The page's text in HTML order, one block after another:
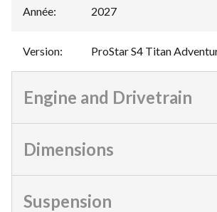
Année: 2027
Version: ProStar S4 Titan
Engine and Drivetrain
Dimensions
Suspension